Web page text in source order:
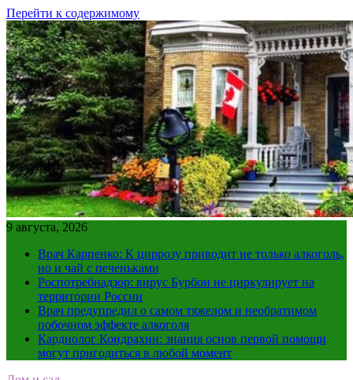
Перейти к содержимому
9 августа, 2026
Врач Карпенко: К циррозу приводит не только алкоголь,
но и чай с печеньками
Роспотребнадзор: вирус Бурбон не циркулирует на
территории России
Врач предупредил о самом тяжелом и необратимом
побочном эффекте алкоголя
Кардиолог Кондрахин: знания основ первой помощи
могут пригодиться в любой момент